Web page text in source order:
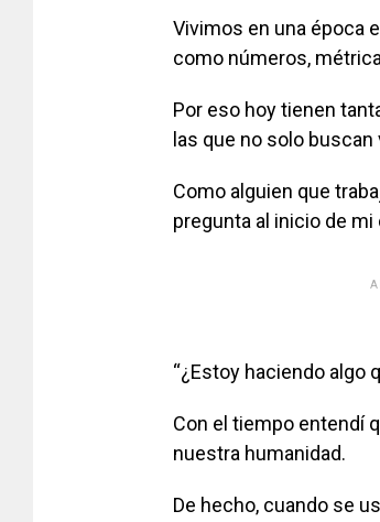
Vivimos en una época
como números,
Por eso hoy tienen
las que no solo
Como alguien que
pregunta al inicio de mi
“¿Estoy haciendo algo
Con el tiempo entendí
nuestra humanidad.
De hecho, cuando se